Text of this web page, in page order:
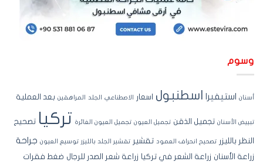
استيفيرا اسطنبول اسعار الاصطناعي الجلد المراهقين بعد العملية
الأسنان تجميل الذقن تجميل العيون تجميل العيون الغائرة تركيا تصحيح
بالليزر تصحيح انحراف العمود تقشير تقشير الجلد بالليزر توسيع العيون جراحة
الأسنان زراعة الشعر في تركيا زراعة شعر الصدر للرجال ضغط فقرات